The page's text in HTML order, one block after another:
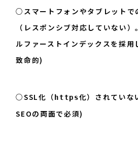
○スマートフォンやタブレットで
（レスポンシブ対応していない
ルファーストインデックスを採用
致命的)
○SSL化（ https化）されていな
SEOの両面で必須)